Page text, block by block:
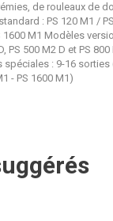
de rouleaux de
: PS 120 M1 /
1600 M1 Modèles
PS 500 M2 D et PS
: 9-16 sorties
- PS 1600 M1)